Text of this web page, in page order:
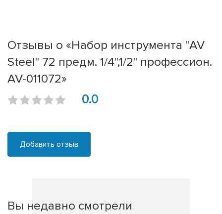
Отзывы о «Набор инструмента "AV
Steel" 72 предм. 1/4",1/2" профессион.
AV-011072»
0.0
Добавить отзыв
Вы недавно смотрели